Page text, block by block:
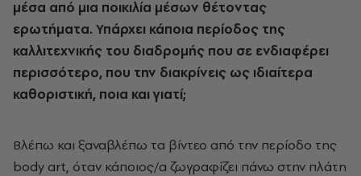
μέσα από μια ποικιλία μέσων θέτοντας
ερωτήματα. Υπάρχει κάποια περίοδος της
καλλιτεχνικής του διαδρομής που σε ενδιαφέρει
περισσότερο, που την διακρίνεις ως ιδιαίτερα
καθοριστική, ποια και γιατί;
Βλέπω και ξαναβλέπω τα βίντεο από την περίοδο της
body art, όταν κάποιος/α ζωγραφίζει πάνω στην πλάτη